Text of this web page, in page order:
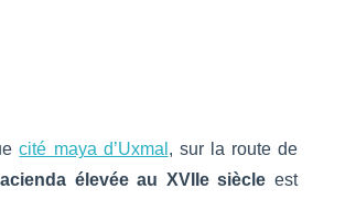
cité maya d’Uxmal , sur la route de
élevée au XVII e siècle est